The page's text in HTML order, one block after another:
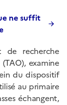
ne suffit
de recherche
examine
du dispositif
au primaire
échangent,